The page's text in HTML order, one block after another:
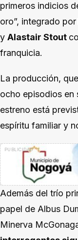
primeros indicios
oro”, integrado por
y Alastair Stout
franquicia.
La producción,
ocho episodios en
estreno está
espíritu familiar y
Además del trío
papel de Albus
Minerva